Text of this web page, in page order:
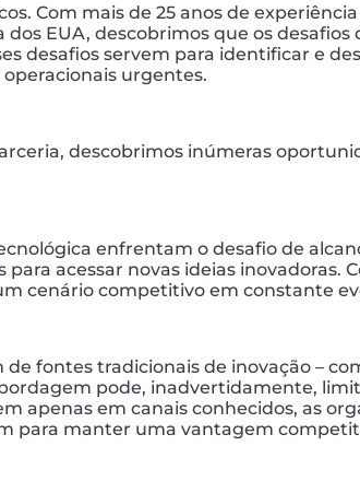
Com mais de 25 anos de
EUA, descobrimos que os
desafios servem para identificar e
urgentes.
descobrimos inúmeras
enfrentam o desafio de
para acessar novas ideias
cenário competitivo em constante
fontes tradicionais de inovação –
pode, inadvertidamente,
apenas em canais conhecidos, as
para manter uma vantagem